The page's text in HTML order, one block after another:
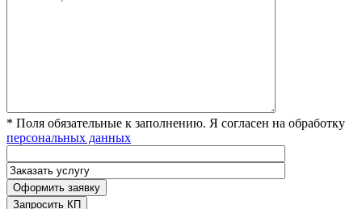
* Поля обязательные к заполнению. Я согласен на обработку
персональных данных